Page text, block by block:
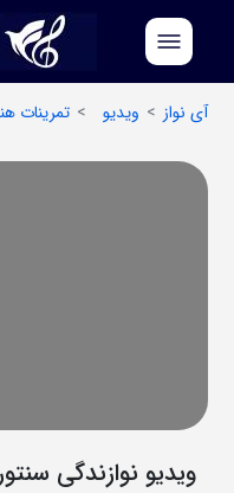
آی نواز
ویدیو تمرینات
ویدیو نوازندگی